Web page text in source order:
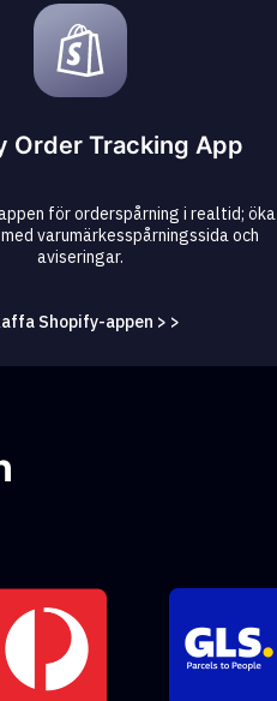
Order Tracking App
för orderspårning i realtid; öka
varumärkesspårningssida och
aviseringar.
Shopify-appen > >